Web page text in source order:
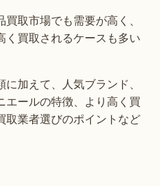
取市場でも需要が高く、
く買取されるケースも多い
加えて、人気ブランド、
エールの特徴、より高く買
取業者選びのポイントなど